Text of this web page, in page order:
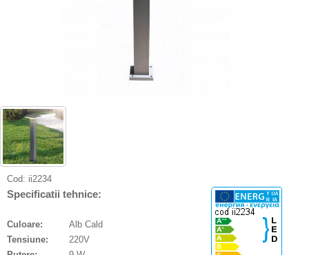
Cod: ii2234
Specificatii tehnice:
Culoare:
Alb Cald
Tensiune:
220V